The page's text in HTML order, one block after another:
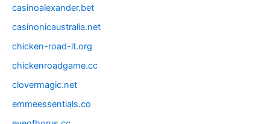
casinoalexander.bet
casinonicaustralia.net
chicken-road-it.org
chickenroadgame.cc
clovermagic.net
emmeessentials.co